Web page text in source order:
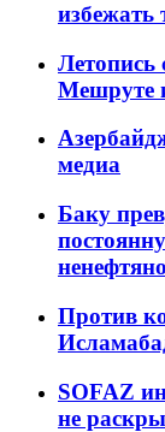
избежать
Летопись
Мешруте
медиа
Баку
Против
SOFAZ
не